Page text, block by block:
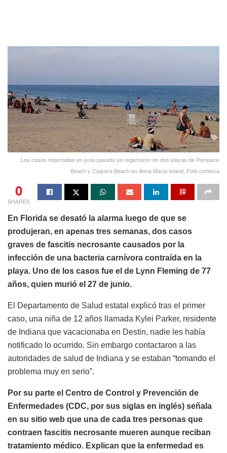
Los casos reportados en junio pasado se registraron en dos playas de Pompano
Beach y Coquina Beach en Anna María Island. Foto cortesía
0
SHARES
En Florida se desató la alarma luego de que se
produjeran, en apenas tres semanas, dos casos
graves de fascitis necrosante causados por la
infección de una bacteria carnívora contraída en la
playa. Uno de los casos fue el de Lynn Fleming de 77
años, quien murió el 27 de junio.
El Departamento de Salud estatal explicó tras el primer
caso, una niña de 12 años llamada Kylei Parker, residente
de Indiana que vacacionaba en Destin, nadie les había
notificado lo ocurrido. Sin embargo contactaron a las
autoridades de salud de Indiana y se estaban “tomando el
problema muy en serio”.
Por su parte el Centro de Control y Prevención de
Enfermedades (CDC, por sus siglas en inglés) señala
en su sitio web que una de cada tres personas que
contraen fascitis necrosante mueren aunque reciban
tratamiento médico. Explican que la enfermedad es